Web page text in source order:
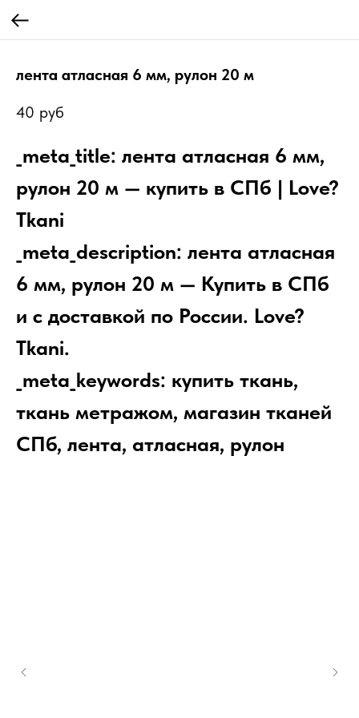
лента атласная 6 мм, рулон 20 м
40 руб
_meta_title: лента атласная 6 мм,
рулон 20 м — купить в СПб | Love?
Tkani
_meta_description: лента атласная
6 мм, рулон 20 м — Купить в СПб
и с доставкой по России. Love?
Tkani.
_meta_keywords: купить ткань,
ткань метражом, магазин тканей
СПб, лента, атласная, рулон